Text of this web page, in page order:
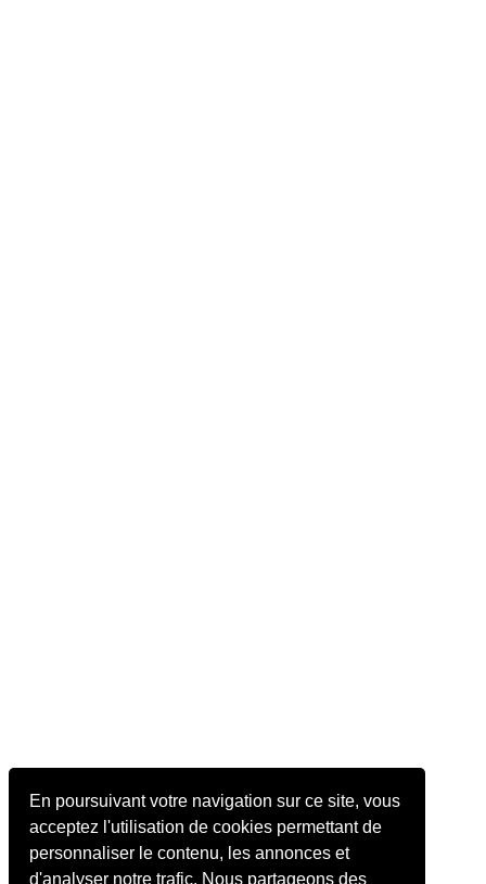
En poursuivant votre navigation sur ce site, vous
acceptez l'utilisation de cookies permettant de
personnaliser le contenu, les annonces et
d'analyser notre trafic. Nous partageons des